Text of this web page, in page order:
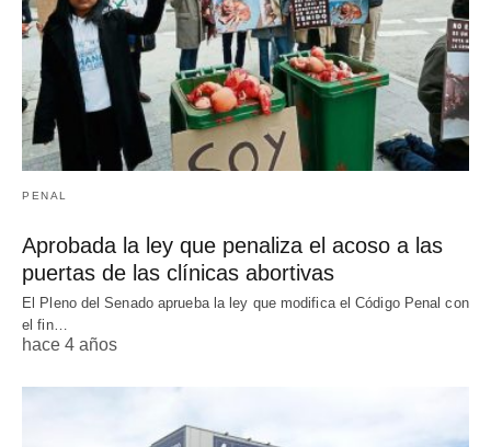
PENAL
Aprobada la ley que penaliza el acoso a las
puertas de las clínicas abortivas
El Pleno del Senado aprueba la ley que modifica el Código Penal con
el fin…
hace 4 años